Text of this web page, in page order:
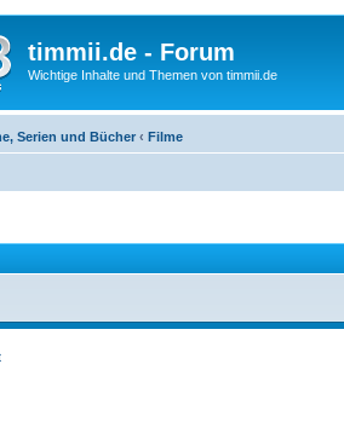
timmii.de - Forum
Wichtige Inhalte und Themen von timmii.de
Serien und Bücher ‹ Filme